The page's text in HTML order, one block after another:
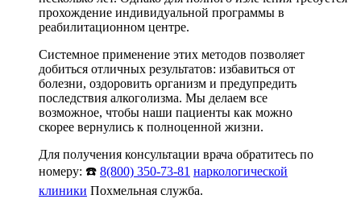
прохождение индивидуальной программы в
реабилитационном центре.
Системное применение этих методов позволяет
добиться отличных результатов: избавиться от
болезни, оздоровить организм и предупредить
последствия алкоголизма. Мы делаем все
возможное, чтобы наши пациенты как можно
скорее вернулись к полноценной жизни.
Для получения консультации врача обратитесь по
номеру: ☎️ 8(800) 350-73-81 наркологической
клиники Похмельная служба.